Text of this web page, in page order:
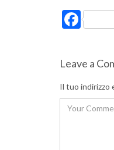
Leave a
Il tuo indirizzo